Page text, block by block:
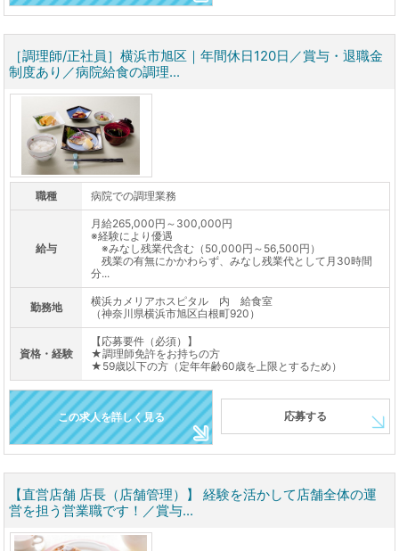
［調理師/正社員］横浜市旭区｜年間休日120日／賞与・退職金
制度あり／病院給食の調理...
職種 病院での調理業務
給与
月給265,000円～300,000円
※経験により優遇
※みなし残業代含む（50,000円～56,500円）
残業の有無にかかわらず、みなし残業代として月30時間
分...
勤務地
横浜カメリアホスピタル 内 給食室
（神奈川県横浜市旭区白根町920）
資格・経験
【応募要件（必須）】
★調理師免許をお持ちの方
★59歳以下の方（定年年齢60歳を上限とするため）
この求人を詳しく見る 応募する
【直営店舗 店長（店舗管理）】 経験を活かして店舗全体の運
営を担う営業職です！／賞与...